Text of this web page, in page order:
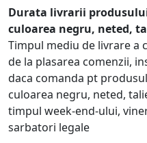
Durata livrarii
culoarea negru, neted,
Timpul mediu de livrare a
de la plasarea comenzii,
daca comanda pt
culoarea negru, neted,
timpul week-end-ului,
sarbatori legale